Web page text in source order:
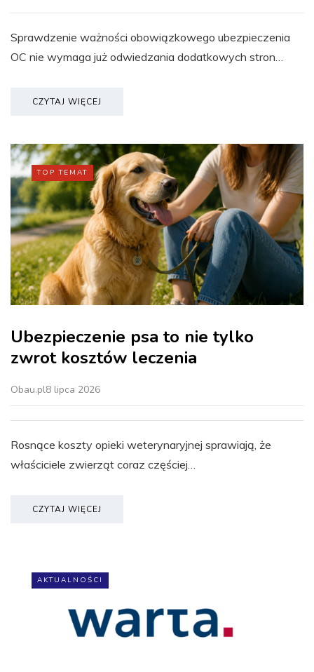
Sprawdzenie ważności obowiązkowego ubezpieczenia
OC nie wymaga już odwiedzania dodatkowych stron…
CZYTAJ WIĘCEJ
TOP TEMAT
Ubezpieczenie psa to nie tylko
zwrot kosztów leczenia
Obau.pl8 lipca 2026
Rosnące koszty opieki weterynaryjnej sprawiają, że
właściciele zwierząt coraz częściej…
CZYTAJ WIĘCEJ
AKTUALNOŚCI